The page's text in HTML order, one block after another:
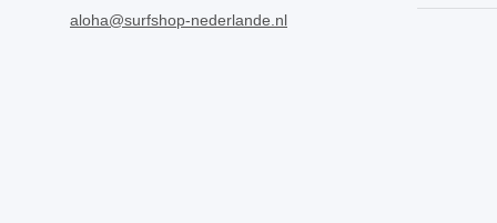
aloha@surfshop-nederlande.nl